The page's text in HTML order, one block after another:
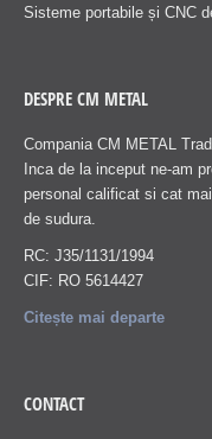
Sisteme portabile și CNC
DESPRE CM METAL
Compania CM METAL
Inca de la inceput ne-am
personal calificat si cat
de sudura.
RC: J35/1131/1994
CIF: RO 5614427
Citește mai departe
CONTACT